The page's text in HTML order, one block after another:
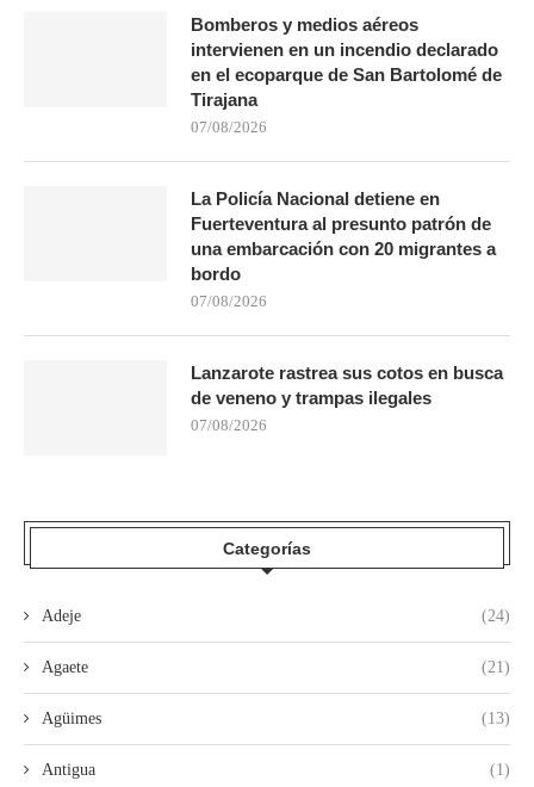
Bomberos y medios aéreos
intervienen en un incendio declarado
en el ecoparque de San Bartolomé de
Tirajana
07/08/2026
La Policía Nacional detiene en
Fuerteventura al presunto patrón de
una embarcación con 20 migrantes a
bordo
07/08/2026
Lanzarote rastrea sus cotos en busca
de veneno y trampas ilegales
07/08/2026
Categorías
Adeje (24)
Agaete (21)
Agüimes (13)
Antigua (1)